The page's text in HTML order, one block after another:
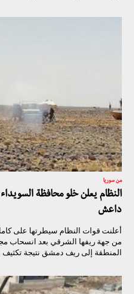
من سوريا
النظام يعلن خلو محافظة
داعش
أعلنت قوات النظام سيطرتها على
من جهة ريفها الشرقي بعد انسحاب
المنطقة إلى ريف دمشق نتيجة